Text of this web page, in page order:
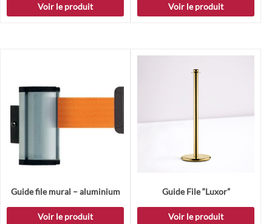
Voir le produit Voir le produit
Guide file mural – aluminium
Voir le produit
Guide File “Luxor”
Voir le produit